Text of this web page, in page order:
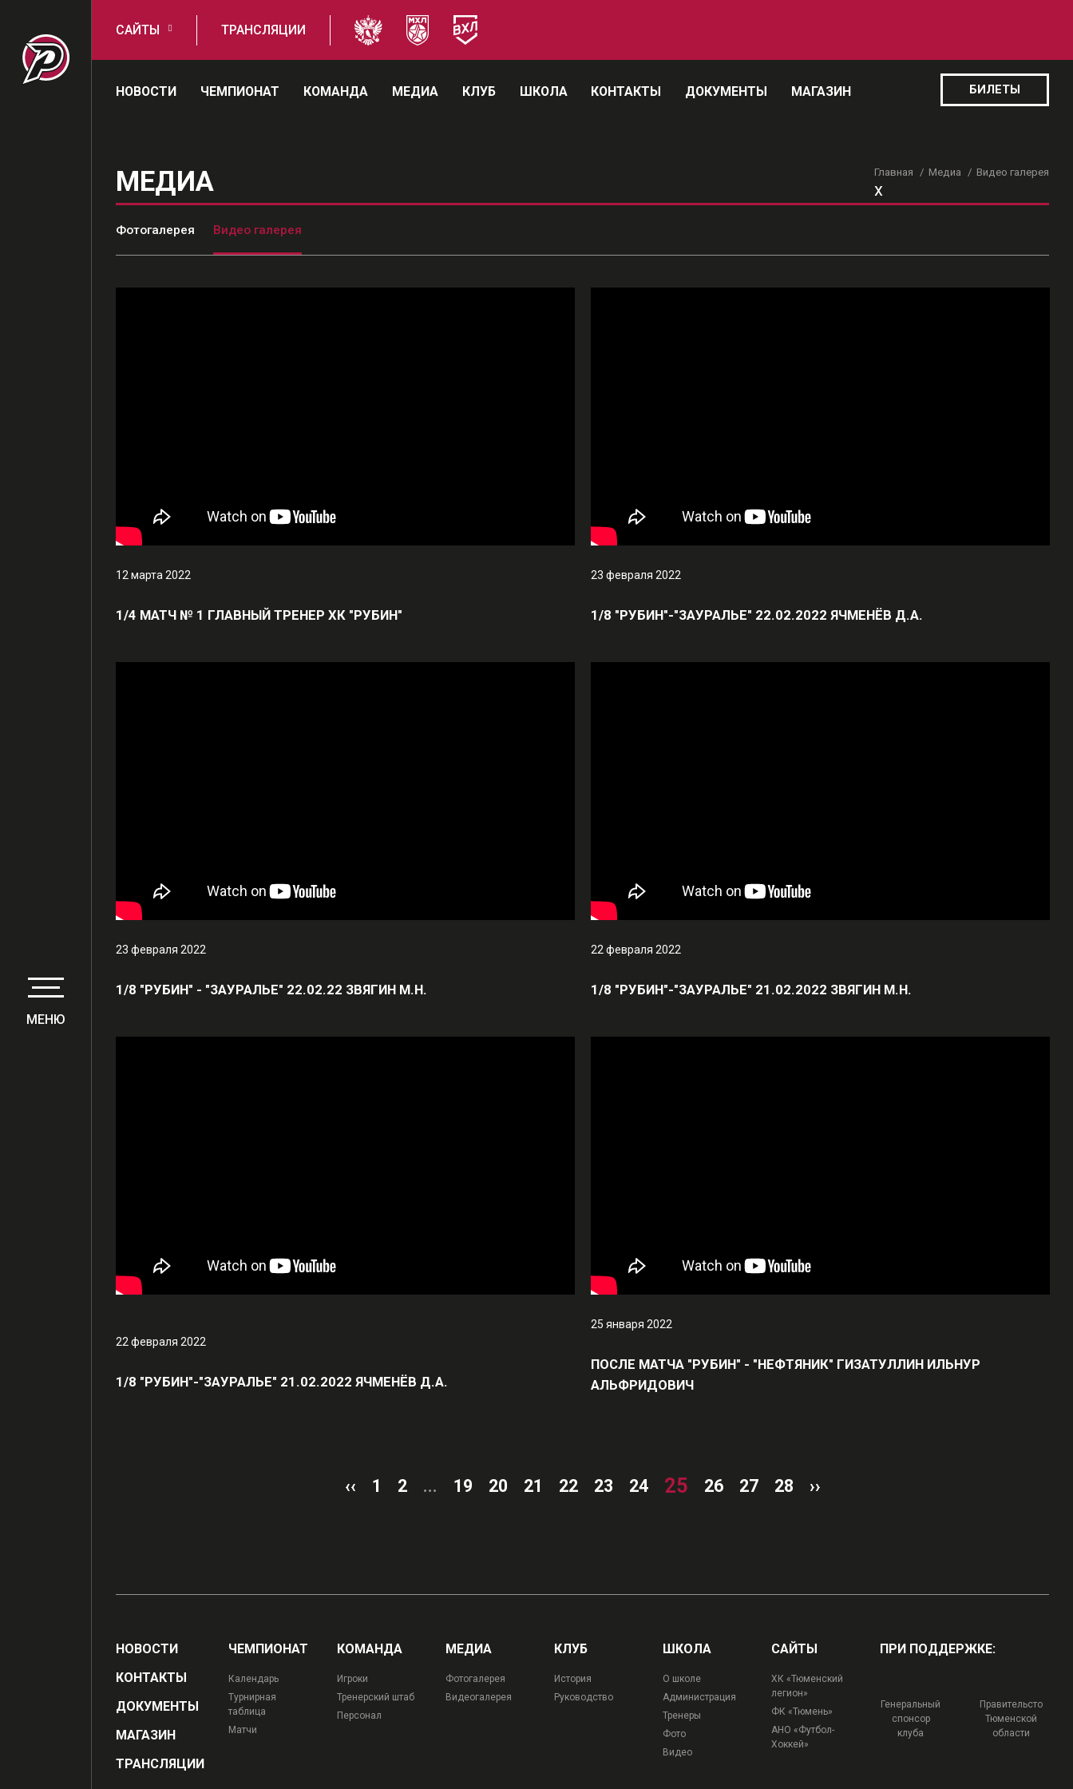
САЙТЫ ТРАНСЛЯЦИИ
НОВОСТИ ЧЕМПИОНАТ КОМАНДА МЕДИА КЛУБ ШКОЛА КОНТАКТЫ ДОКУМЕНТЫ МАГАЗИН БИЛЕТЫ
МЕНЮ
МЕДИА Главная Медиа Видео галерея
x
Фотогалерея Видео галерея
12 марта 2022
1/4 МАТЧ № 1 ГЛАВНЫЙ ТРЕНЕР ХК "РУБИН"
23 февраля 2022
1/8 "РУБИН"-"ЗАУРАЛЬЕ" 22.02.2022 ЯЧМЕНЁВ Д.А.
23 февраля 2022
1/8 "РУБИН" - "ЗАУРАЛЬЕ" 22.02.22 ЗВЯГИН М.Н.
22 февраля 2022
1/8 "РУБИН"-"ЗАУРАЛЬЕ" 21.02.2022 ЗВЯГИН М.Н.
22 февраля 2022
1/8 "РУБИН"-"ЗАУРАЛЬЕ" 21.02.2022 ЯЧМЕНЁВ Д.А.
25 января 2022
ПОСЛЕ МАТЧА "РУБИН" - "НЕФТЯНИК" ГИЗАТУЛЛИН ИЛЬНУР
АЛЬФРИДОВИЧ
‹‹ 1 2 ... 19 20 21 22 23 24 25 26 27 28 ››
НОВОСТИ
КОНТАКТЫ
ДОКУМЕНТЫ
МАГАЗИН
ТРАНСЛЯЦИИ
ЧЕМПИОНАТ
Календарь
Турнирная
таблица
Матчи
КОМАНДА
Игроки
Тренерский штаб
Персонал
МЕДИА
Фотогалерея
Видеогалерея
КЛУБ
История
Руководство
ШКОЛА
О школе
Администрация
Тренеры
Фото
Видео
САЙТЫ
ХК «Тюменский
легион»
ФК «Тюмень»
АНО «Футбол-
Хоккей»
ПРИ ПОДДЕРЖКЕ:
Генеральный
спонсор
клуба
Правительсто
Тюменской
области